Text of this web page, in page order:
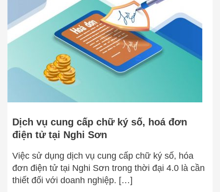
Dịch vụ cung cấp chữ ký số, hoá đơn
điện tử tại Nghi Sơn
Việc sử dụng dịch vụ cung cấp chữ ký số, hóa
đơn điện tử tại Nghi Sơn trong thời đại 4.0 là cần
thiết đối với doanh nghiệp. […]
chữ
ký
số,
đơn
tại
Nghi
Sơn